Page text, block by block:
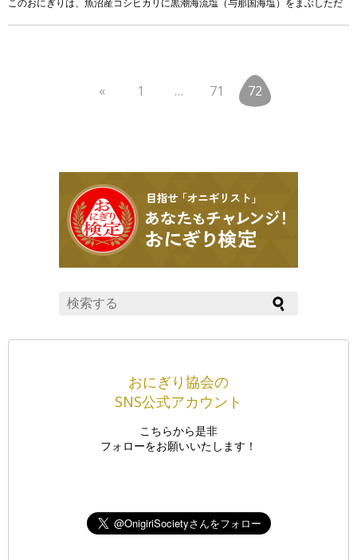
« 1 … 71 72
おにぎり協会の
SNS公式アカウント
こちらから是非
フォローをお願いいたします！